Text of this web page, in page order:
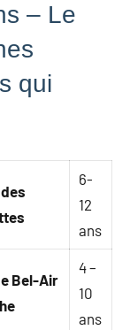
– Le
qui
6-
12
ans
Bel-Air
4 –
10
ans